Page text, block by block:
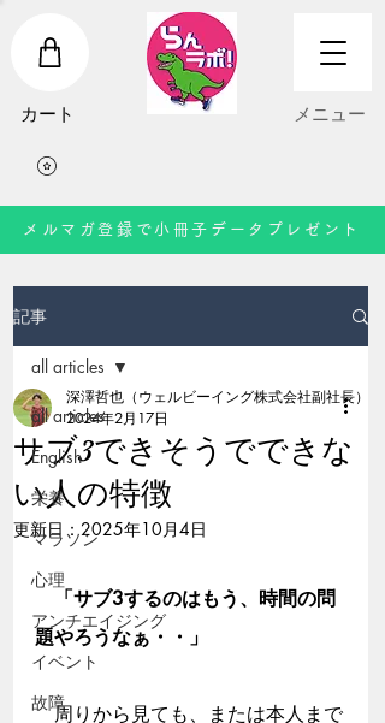
​カート ​メニュー
メルマガ登録で小冊子データプレゼント
記事
all articles
English
栄養
マラソン
心理
アンチエイジング
イベント
故障
all articles
サブ3できそうでできな
い人の特徴
深澤哲也（ウェルビーイング株式会社副社長）
2024年2月17日
更新日：2025年10月4日
「サブ3するのはもう、時間の問
題やろうなぁ・・」
周りから見ても、または本人まで